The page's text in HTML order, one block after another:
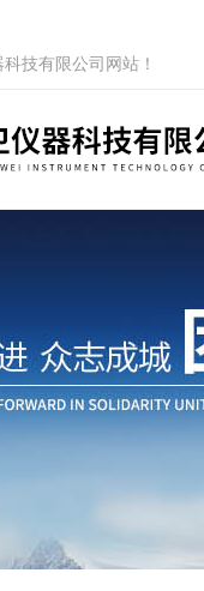
技有限公司网站！